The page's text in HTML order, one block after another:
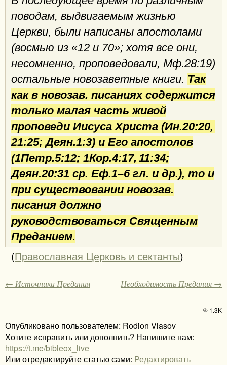
поводам, выдвигаемым жизнью
Церкви, были написаны апостолами
(восмью из «12 и 70»; хотя все они,
несомненно, проповедовали, Мф.28:19)
остальные новозаветные книги. Так
как в новозав. писаниях содержится
только малая часть живой
проповеди Иисуса Христа (Ин.20:20,
21:25; Деян.1:3) и Его апостолов
(1Петр.5:12; 1Кор.4:17, 11:34;
Деян.20:31 ср. Еф.1–6 гл. и др.), то и
при существовании новозав.
писания должно
руководствоваться Священным
Преданием.
(Православная Церковь и сектанты)
← Источники Предания Необходимость Предания →
1.3K
Опубликовано пользователем: Rodion Vlasov
Хотите исправить или дополнить? Напишите нам:
https://t.me/bibleox_live
Или отредактируйте статью сами: Редактировать